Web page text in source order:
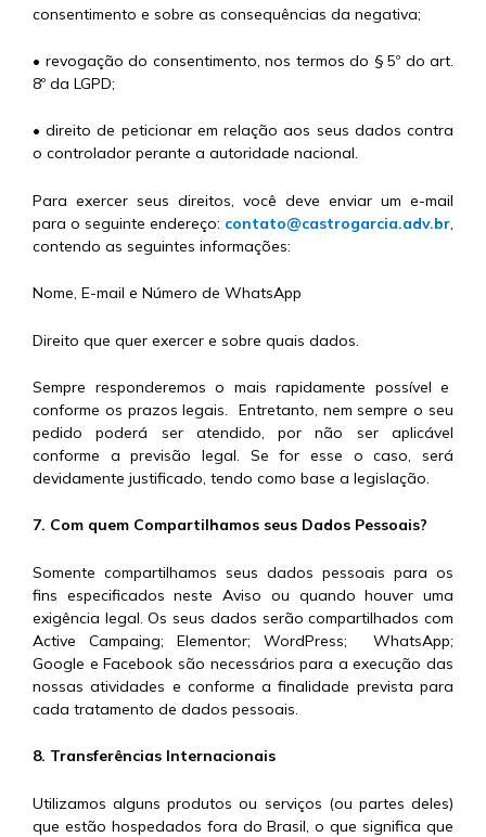
consentimento e sobre as consequências da negativa;
• revogação do consentimento, nos termos do § 5º do art.
8º da LGPD;
• direito de peticionar em relação aos seus dados contra
o controlador perante a autoridade nacional.
Para exercer seus direitos, você deve enviar um e-mail
para o seguinte endereço: contato@castrogarcia.adv.br,
contendo as seguintes informações:
Nome, E-mail e Número de WhatsApp
Direito que quer exercer e sobre quais dados.
Sempre responderemos o mais rapidamente possível e
conforme os prazos legais. Entretanto, nem sempre o seu
pedido poderá ser atendido, por não ser aplicável
conforme a previsão legal. Se for esse o caso, será
devidamente justificado, tendo como base a legislação.
7. Com quem Compartilhamos seus Dados Pessoais?
Somente compartilhamos seus dados pessoais para os
fins especificados neste Aviso ou quando houver uma
exigência legal. Os seus dados serão compartilhados com
Active Campaing; Elementor; WordPress; WhatsApp;
Google e Facebook são necessários para a execução das
nossas atividades e conforme a finalidade prevista para
cada tratamento de dados pessoais.
8. Transferências Internacionais
Utilizamos alguns produtos ou serviços (ou partes deles)
que estão hospedados fora do Brasil, o que significa que